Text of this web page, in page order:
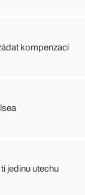
kompenzaci
jedinu utechu